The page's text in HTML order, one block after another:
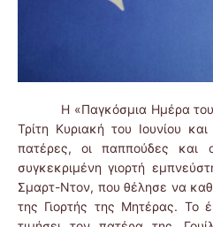
Η «Παγκόσμια Ημέρα του
Τρίτη Κυριακή του Ιουνίου
πατέρες, οι παππούδες και
συγκεκριμένη γιορτή
Σμαρτ-Ντον, που θέλησε να
της Γιορτής της Μητέρας. Το